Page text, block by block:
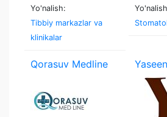
Yo'nalish:
Tibbiy markazlar va
klinikalar
Qorasuv Medline
Clinic